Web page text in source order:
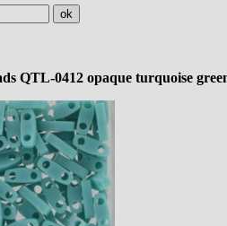
ok
QTL-0412 opaque turquoise